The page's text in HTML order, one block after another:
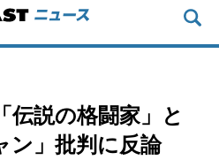
説の格闘家」と
ン」批判に反論